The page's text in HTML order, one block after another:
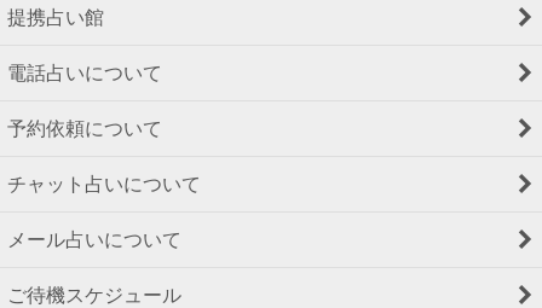
提携占い館
電話占いについて
予約依頼について
チャット占いについて
メール占いについて
ご待機スケジュール